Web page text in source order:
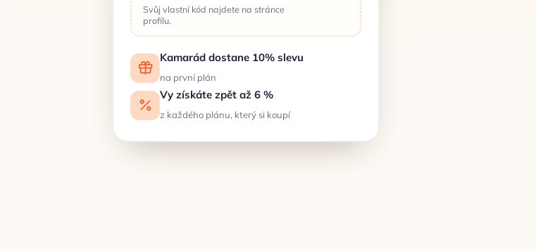
Svůj vlastní kód najdete na stránce
profilu.
Kamarád dostane 10% slevu
na první plán
Vy získáte zpět až 6 %
z každého plánu, který si koupí